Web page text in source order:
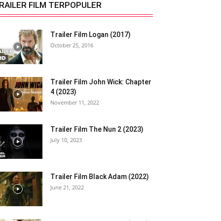
FILM TERPOPULER
Trailer Film Logan (2017)
October 25, 2016
Trailer Film John Wick: Chapter
4 (2023)
November 11, 2022
Trailer Film The Nun 2 (2023)
July 10, 2023
Trailer Film Black Adam (2022)
June 21, 2022